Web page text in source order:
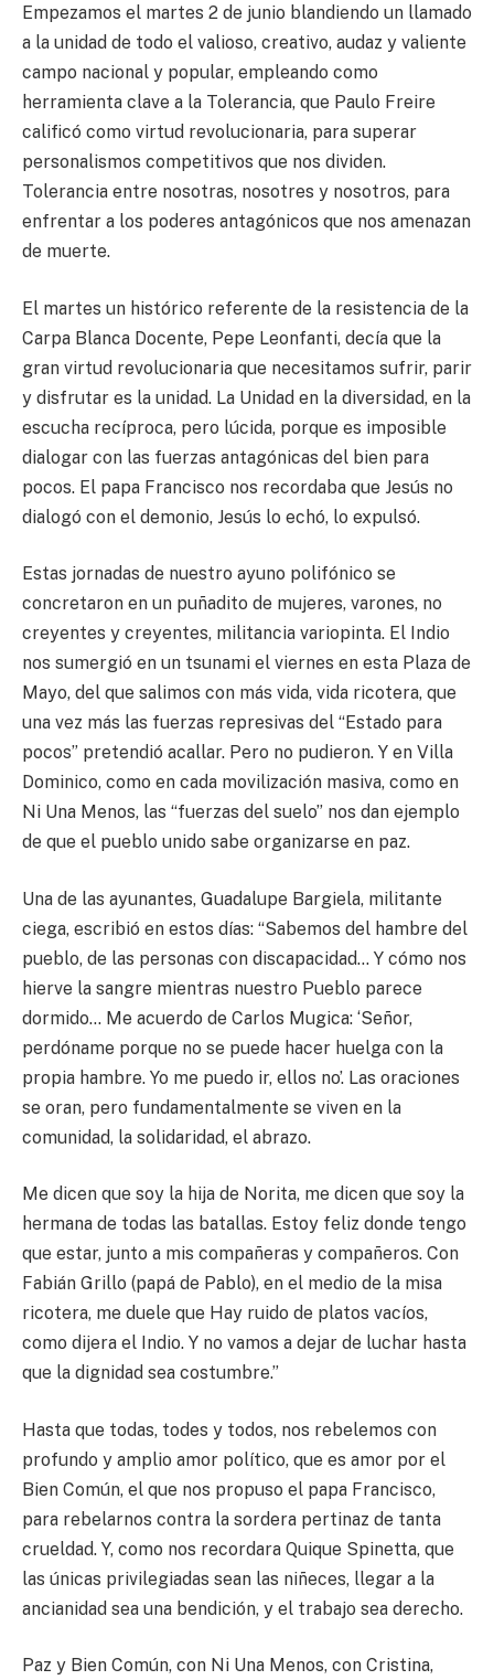
Empezamos el martes 2 de junio blandiendo un llamado
a la unidad de todo el valioso, creativo, audaz y valiente
campo nacional y popular, empleando como
herramienta clave a la Tolerancia, que Paulo Freire
calificó como virtud revolucionaria, para superar
personalismos competitivos que nos dividen.
Tolerancia entre nosotras, nosotres y nosotros, para
enfrentar a los poderes antagónicos que nos amenazan
de muerte.
El martes un histórico referente de la resistencia de la
Carpa Blanca Docente, Pepe Leonfanti, decía que la
gran virtud revolucionaria que necesitamos sufrir, parir
y disfrutar es la unidad. La Unidad en la diversidad, en la
escucha recíproca, pero lúcida, porque es imposible
dialogar con las fuerzas antagónicas del bien para
pocos. El papa Francisco nos recordaba que Jesús no
dialogó con el demonio, Jesús lo echó, lo expulsó.
Estas jornadas de nuestro ayuno polifónico se
concretaron en un puñadito de mujeres, varones, no
creyentes y creyentes, militancia variopinta. El Indio
nos sumergió en un tsunami el viernes en esta Plaza de
Mayo, del que salimos con más vida, vida ricotera, que
una vez más las fuerzas represivas del “Estado para
pocos” pretendió acallar. Pero no pudieron. Y en Villa
Dominico, como en cada movilización masiva, como en
Ni Una Menos, las “fuerzas del suelo” nos dan ejemplo
de que el pueblo unido sabe organizarse en paz.
Una de las ayunantes, Guadalupe Bargiela, militante
ciega, escribió en estos días: “Sabemos del hambre del
pueblo, de las personas con discapacidad… Y cómo nos
hierve la sangre mientras nuestro Pueblo parece
dormido… Me acuerdo de Carlos Mugica: ‘Señor,
perdóname porque no se puede hacer huelga con la
propia hambre. Yo me puedo ir, ellos no’. Las oraciones
se oran, pero fundamentalmente se viven en la
comunidad, la solidaridad, el abrazo.
Me dicen que soy la hija de Norita, me dicen que soy la
hermana de todas las batallas. Estoy feliz donde tengo
que estar, junto a mis compañeras y compañeros. Con
Fabián Grillo (papá de Pablo), en el medio de la misa
ricotera, me duele que Hay ruido de platos vacíos,
como dijera el Indio. Y no vamos a dejar de luchar hasta
que la dignidad sea costumbre.”
Hasta que todas, todes y todos, nos rebelemos con
profundo y amplio amor político, que es amor por el
Bien Común, el que nos propuso el papa Francisco,
para rebelarnos contra la sordera pertinaz de tanta
crueldad. Y, como nos recordara Quique Spinetta, que
las únicas privilegiadas sean las niñeces, llegar a la
ancianidad sea una bendición, y el trabajo sea derecho.
Paz y Bien Común, con Ni Una Menos, con Cristina,